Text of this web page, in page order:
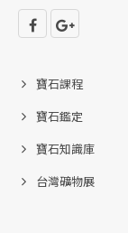
寶石課程
寶石鑑定
寶石知識庫
台灣礦物展